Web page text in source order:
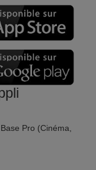
Pro (Cinéma,